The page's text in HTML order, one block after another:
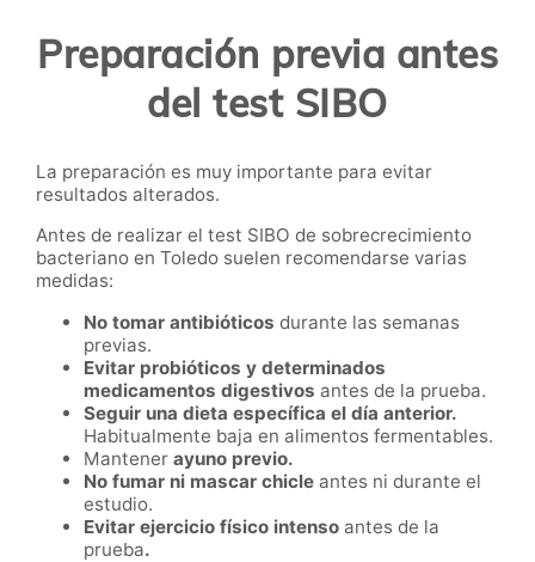
Preparación previa antes
del test SIBO
La preparación es muy importante para evitar
resultados alterados.
Antes de realizar el test SIBO de sobrecrecimiento
bacteriano en Toledo suelen recomendarse varias
medidas:
No tomar antibióticos durante las semanas
previas.
Evitar probióticos y determinados
medicamentos digestivos antes de la prueba.
Seguir una dieta específica el día anterior.
Habitualmente baja en alimentos fermentables.
Mantener ayuno previo.
No fumar ni mascar chicle antes ni durante el
estudio.
Evitar ejercicio físico intenso antes de la
prueba.